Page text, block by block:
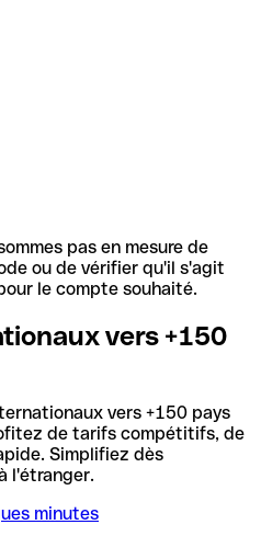
pas en mesure de
ou de vérifier qu'il s'agit
le compte souhaité.
vers +150
vers +150 pays
de tarifs compétitifs, de
Simplifiez dès
l'étranger.
minutes